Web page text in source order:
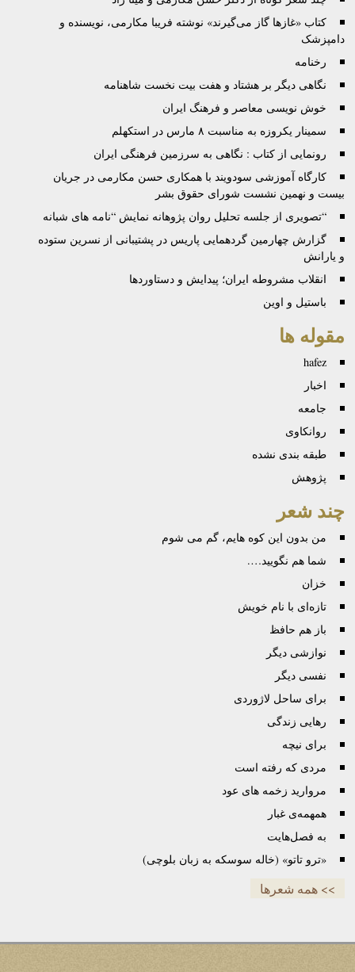
کتاب «غازها گاز می‌گيرند» نوشته فريبا مکارمی، نویسنده و
دامپزشک
رخنامه
نگاهی دیگر بر هشتاد و هفت بیت نخست شاهنامه
خوش نویسی معاصر و فرهنگ ایران
سمینار یکروزه‌ به‌ مناسبت ۸ مارس در استکهلم
رونمایی از کتاب : نگاهی به سرزمین فرهنگی ایران
کارگاه آموزشی سودويند با همکاری حسن مکارمی در جريان
بيست و نهمين نشست شورای حقوق بشر
“تصویری از جلسه تحلیل روان پژوهانه نمایش “نامه های شبانه
گزارش چهارمین گردهمایی پاریس در پشتیبانی از نسرین ستوده
و یارانش
انقلاب مشروطه ایران؛ پیدایش و دستاوردها
باستیل و اوین
مقوله ها
hafez
اخبار
جامعه
روانكاوی
طبقه بندی نشده
پژوهش
چند شعر
من بدون این کوه هایم، گم می شوم
شما هم نگویید….
خزان
تازه‌ای با نام خویش
باز هم حافظ
نوازشی دیگر
نفسی دیگر
برای ساحل لاژوردی
رهایی زندگی
برای نیچه
مردی که رفته است
مروارید زخمه های عود
همهمه‌ی غبار
به فصل‌هایت
«ترو تاتو» (خاله سوسکه به زبان بلوچی)
>> همه شعرها